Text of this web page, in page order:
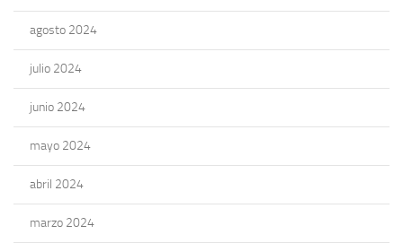
agosto 2024
julio 2024
junio 2024
mayo 2024
abril 2024
marzo 2024